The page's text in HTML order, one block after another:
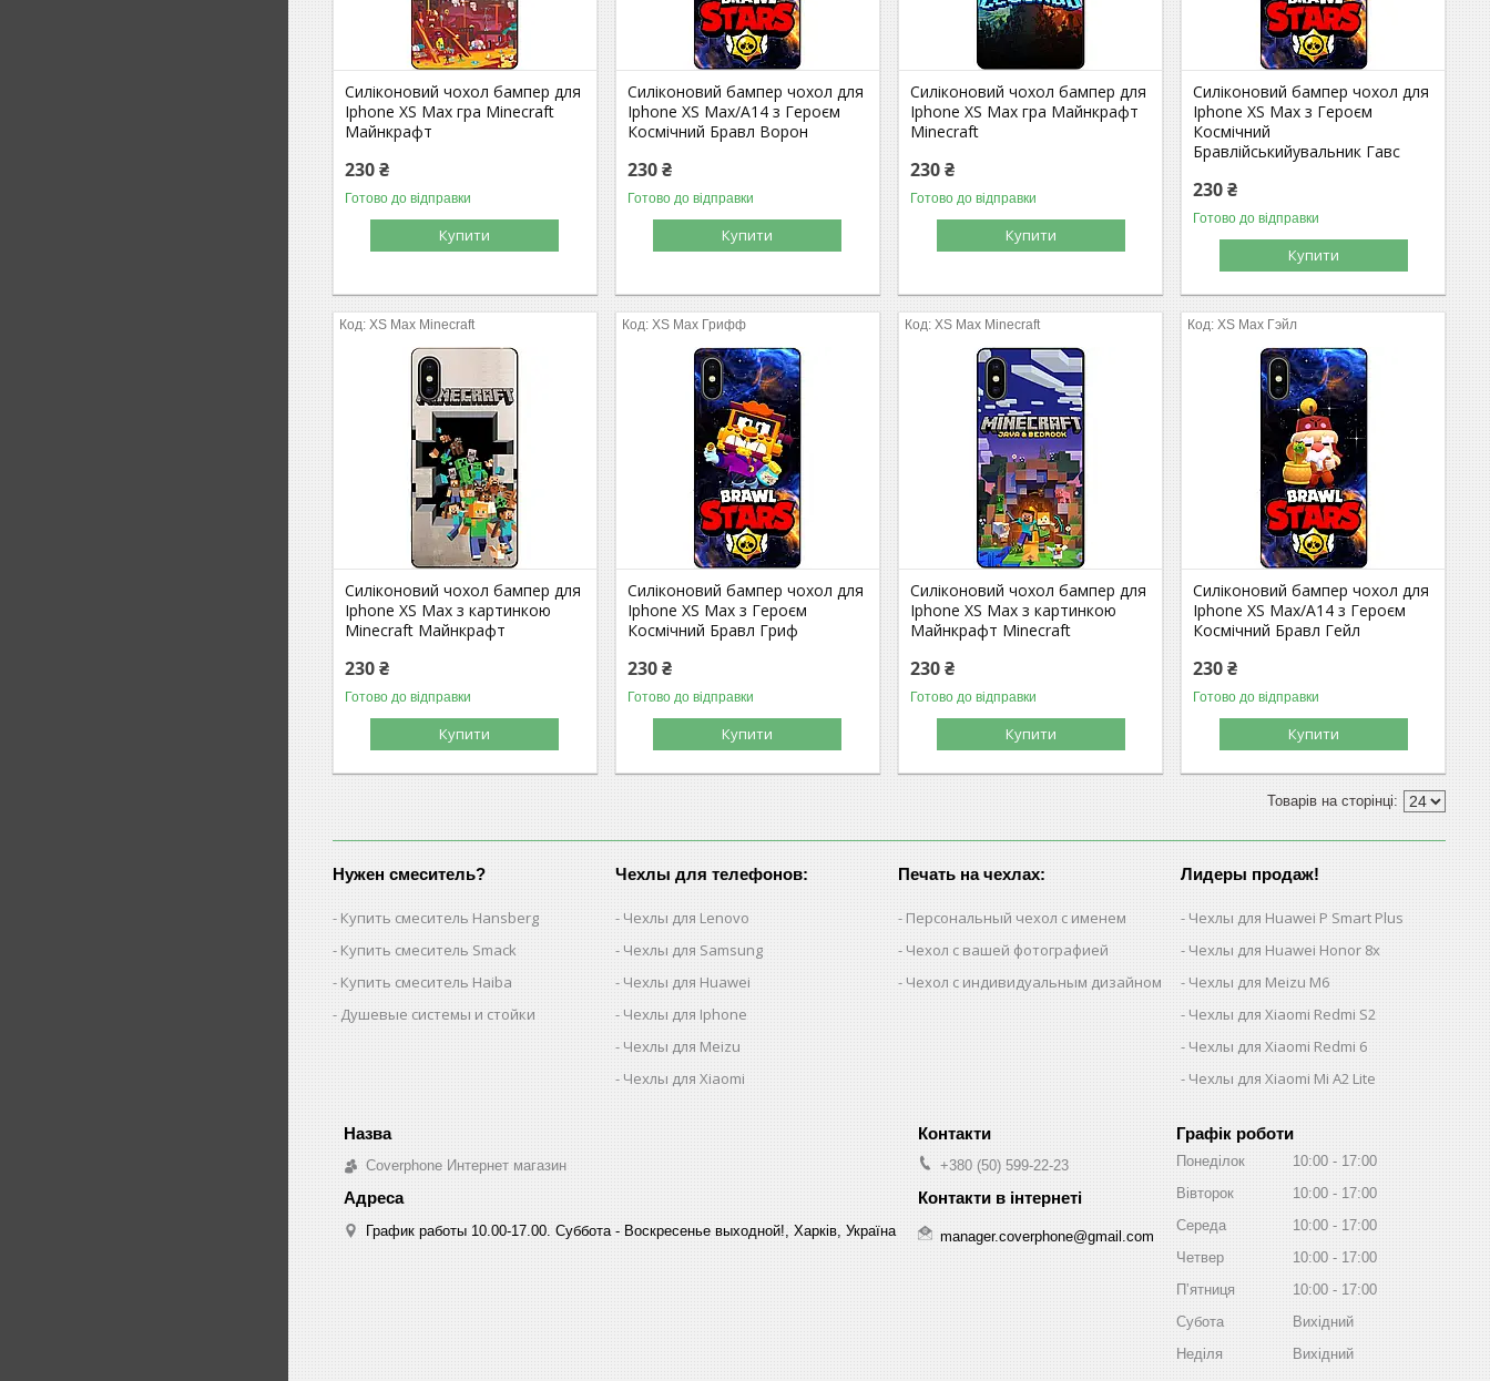
Силіконовий чохол бампер для
Iphone XS Max гра Minecraft
Майнкрафт
230 ₴
Готово до відправки
Купити
Силіконовий бампер чохол для
Iphone XS Max/A14 з Героєм
Космічний Бравл Ворон
230 ₴
Готово до відправки
Купити
Силіконовий чохол бампер для
Iphone XS Max гра Майнкрафт
Minecraft
230 ₴
Готово до відправки
Купити
Силіконовий бампер чохол для
Iphone XS Max з Героєм
Космічний
Бравлійськийувальник Гавс
230 ₴
Готово до відправки
Купити
XS Max Minecraft
Силіконовий чохол бампер для
Iphone XS Max з картинкою
Minecraft Майнкрафт
230 ₴
Готово до відправки
Купити
XS Max Грифф
Силіконовий бампер чохол для
Iphone XS Max з Героєм
Космічний Бравл Гриф
230 ₴
Готово до відправки
Купити
XS Max Minecraft
Силіконовий чохол бампер для
Iphone XS Max з картинкою
Майнкрафт Minecraft
230 ₴
Готово до відправки
Купити
XS Max Гэйл
Силіконовий бампер чохол для
Iphone XS Max/A14 з Героєм
Космічний Бравл Гейл
230 ₴
Готово до відправки
Купити
Нужен смеситель?
Купить смеситель Hansberg
Купить смеситель Smack
Купить смеситель Haiba
Душевые системы и стойки
Чехлы для телефонов:
Чехлы для Lenovo
Чехлы для Samsung
Чехлы для Huawei
Чехлы для Iphone
Чехлы для Meizu
Чехлы для Xiaomi
Печать на чехлах:
Персональный чехол с именем
Чехол с вашей фотографией
Чехол с индивидуальным дизайном
Лидеры продаж!
Чехлы для Huawei P Smart Plus
Чехлы для Huawei Honor 8x
Чехлы для Meizu M6
Чехлы для Xiaomi Redmi S2
Чехлы для Xiaomi Redmi 6
Чехлы для Xiaomi Mi A2 Lite
Coverphone Интернет магазин
График работы 10.00-17.00. Суббота - Воскресенье выходной!, Харків, Україна
+380 (50) 599-22-23
manager.coverphone@gmail.com
Графік роботи
Понеділок 10:00
17:00
Вівторок
10:00
17:00
Середа
10:00
17:00
Четвер
10:00
17:00
Пʼятниця
10:00
17:00
Субота
Вихідний
Неділя
Вихідний